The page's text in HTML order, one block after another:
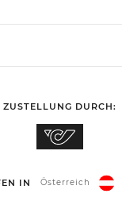
ZUSTELLUNG DURCH:
IN Österreich